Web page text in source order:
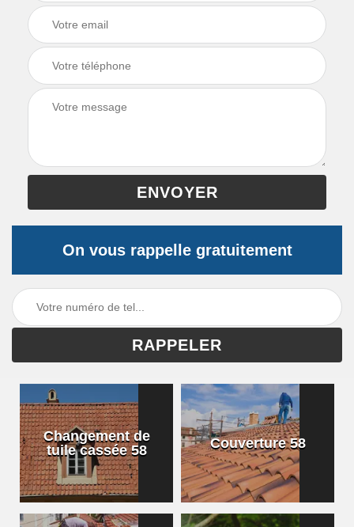
On vous rappelle gratuitement
Changement de
tuile cassée 58
Couverture 58